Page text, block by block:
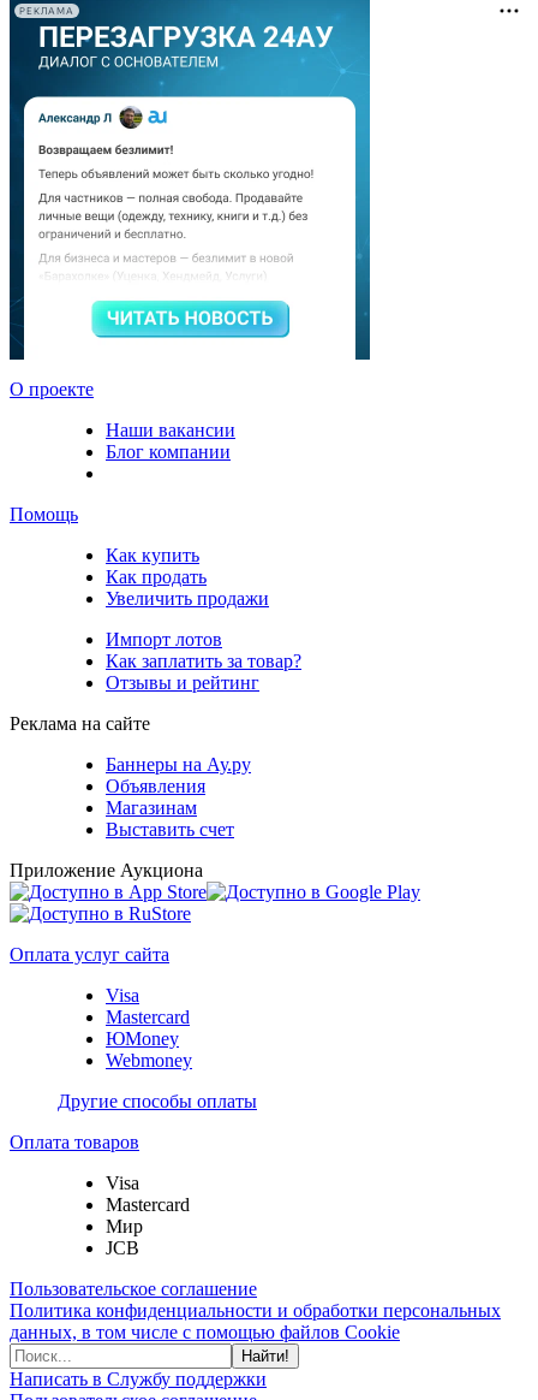
РЕКЛАМА
О проекте
Наши вакансии
Блог компании
Помощь
Как купить
Как продать
Увеличить продажи
Импорт лотов
Как заплатить за товар?
Отзывы и рейтинг
Реклама на сайте
Баннеры на Ау.ру
Объявления
Магазинам
Выставить счет
Приложение Аукциона
Оплата услуг сайта
Visa
Mastercard
ЮMoney
Webmoney
Другие способы оплаты
Оплата товаров
Visa
Mastercard
Мир
JCB
Пользовательское соглашение
Политика конфиденциальности и обработки персональных
данных, в том числе с помощью файлов Cookie
Найти!
Написать в Службу поддержки